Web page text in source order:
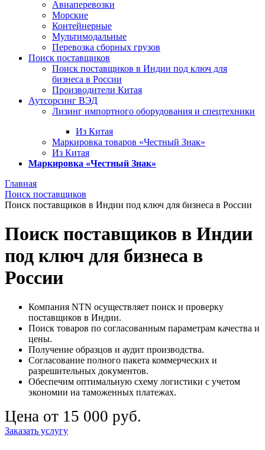
Авиаперевозки
Морские
Контейнерные
Мультимодальные
Перевозка сборных грузов
Поиск поставщиков
Поиск поставщиков в Индии под ключ для
бизнеса в России
Производители Китая
Аутсорсинг ВЭД
Лизинг импортного оборудования и спецтехники
Из Китая
Маркировка товаров «Честный Знак»
Из Китая
Маркировка «Честный Знак»
Главная
Поиск поставщиков
Поиск поставщиков в Индии под ключ для бизнеса в России
Поиск поставщиков в Индии
под ключ для бизнеса в
России
Компания NTN осуществляет поиск и проверку
поставщиков в Индии.
Поиск товаров по согласованным параметрам качества и
цены.
Получение образцов и аудит производства.
Согласование полного пакета коммерческих и
разрешительных документов.
Обеспечим оптимальную схему логистики с учетом
экономии на таможенных платежах.
Цена от 15 000 руб.
Заказать услугу